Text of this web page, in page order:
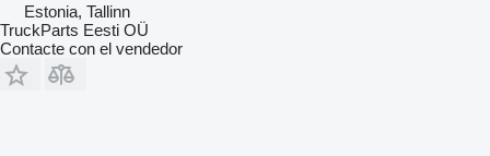
Estonia, Tallinn
TruckParts Eesti OÜ
Contacte con el vendedor